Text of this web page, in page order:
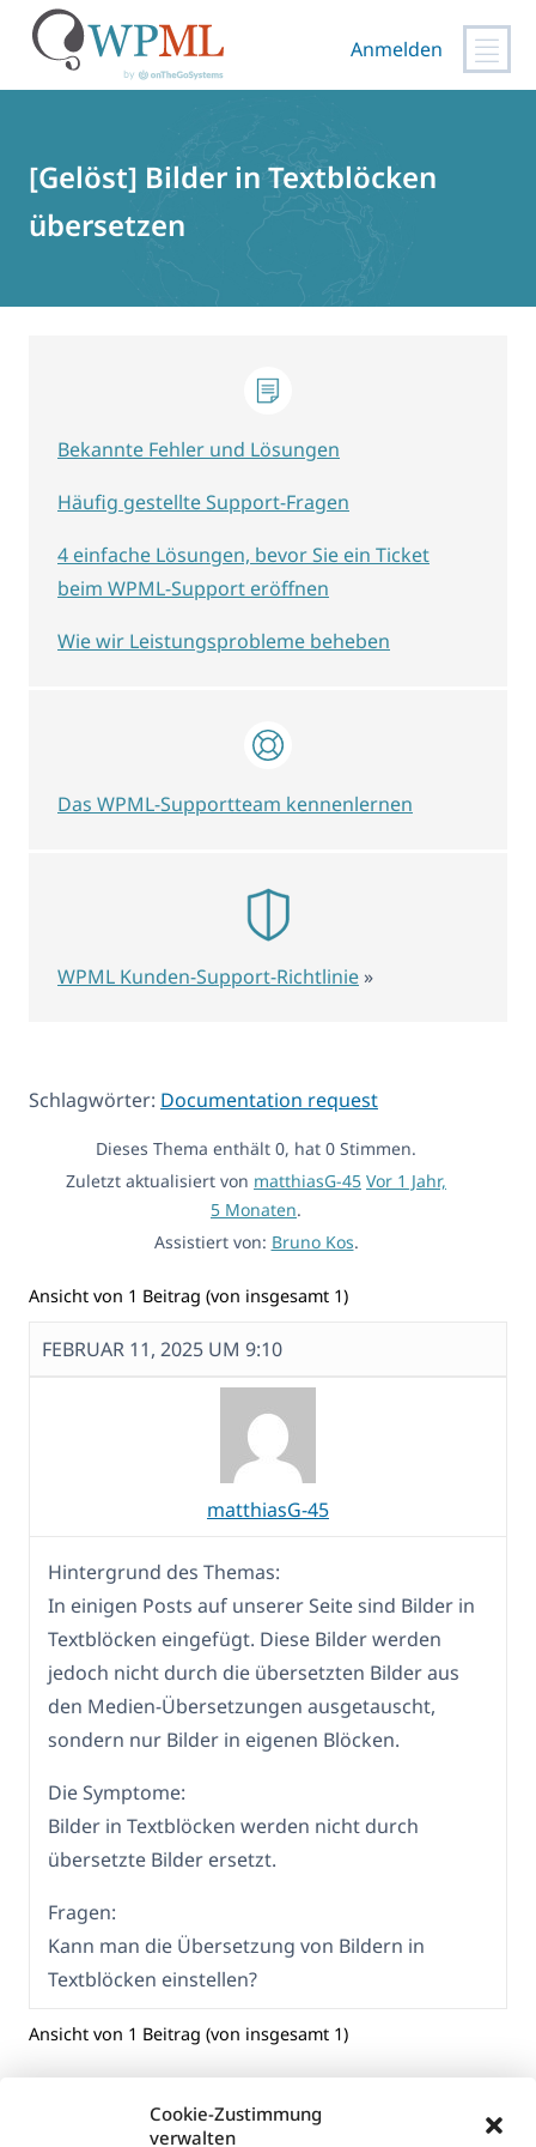
Cookie-Zustimmung
verwalten
Anmelden
[Gelöst] Bilder in Textblöcken
übersetzen
Schlagwörter: Documentation request
Dieses Thema enthält 0, hat 0 Stimmen.
Zuletzt aktualisiert von matthiasG-45 Vor 1 Jahr,
5 Monaten.
Assistiert von: Bruno Kos.
Ansicht von 1 Beitrag (von insgesamt 1)
FEBRUAR 11, 2025 UM 9:10
matthiasG-45
Hintergrund des Themas:
In einigen Posts auf unserer Seite sind Bilder in
Textblöcken eingefügt. Diese Bilder werden
jedoch nicht durch die übersetzten Bilder aus
den Medien-Übersetzungen ausgetauscht,
sondern nur Bilder in eigenen Blöcken.
Die Symptome:
Bilder in Textblöcken werden nicht durch
übersetzte Bilder ersetzt.
Fragen:
Kann man die Übersetzung von Bildern in
Textblöcken einstellen?
Ansicht von 1 Beitrag (von insgesamt 1)
Bekannte Fehler und Lösungen
Häufig gestellte Support-Fragen
4 einfache Lösungen, bevor Sie ein Ticket
beim WPML-Support eröffnen
Wie wir Leistungsprobleme beheben
Das WPML-Supportteam kennenlernen
WPML Kunden-Support-Richtlinie »